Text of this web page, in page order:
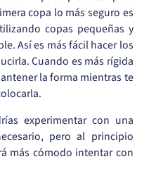
copa lo más seguro es
copas pequeñas y
Así es más fácil hacer los
Cuando es más rígida
la forma mientras te
experimentar con una
pero al principio
más cómodo intentar con